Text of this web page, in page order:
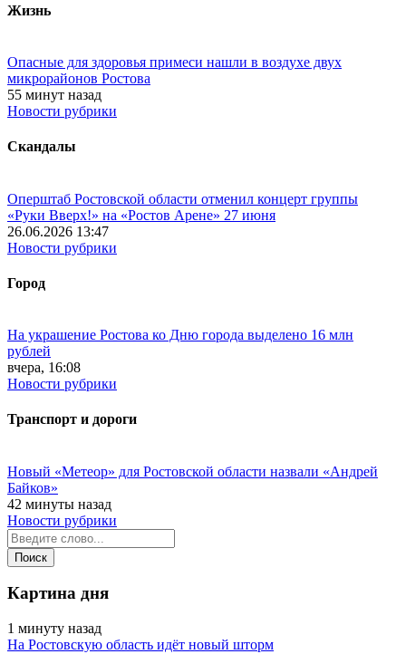
Жизнь
Опасные для здоровья примеси нашли в воздухе двух
микрорайонов Ростова
55 минут назад
Новости рубрики
Скандалы
Оперштаб Ростовской области отменил концерт группы
«Руки Вверх!» на «Ростов Арене» 27 июня
26.06.2026 13:47
Новости рубрики
Город
На украшение Ростова ко Дню города выделено 16 млн
рублей
вчера, 16:08
Новости рубрики
Транспорт и дороги
Новый «Метеор» для Ростовской области назвали «Андрей
Байков»
42 минуты назад
Новости рубрики
Картина дня
1 минуту назад
На Ростовскую область идёт новый шторм